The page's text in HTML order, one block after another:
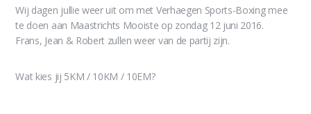
Wij dagen jullie weer uit om met Verhaegen Sports-Boxing mee
te doen aan Maastrichts Mooiste op zondag 12 juni 2016.
Frans, Jean & Robert zullen weer van de partij zijn.
Wat kies jij 5KM / 10KM / 10EM?